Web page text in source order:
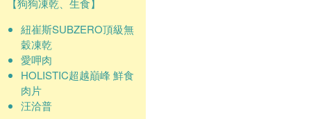
【狗狗凍乾、生食】
紐崔斯SUBZERO頂級無
穀凍乾
愛呷肉
HOLISTIC超越巔峰 鮮食
肉片
汪洽普